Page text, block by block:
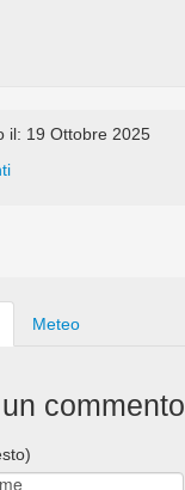
il: 19 Ottobre 2025
Meteo
commento